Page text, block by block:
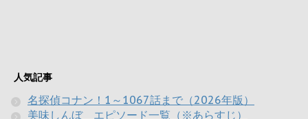
人気記事
名探偵コナン！1～1067話まで（2026年版）
美味しんぼ エピソード一覧（※あらすじ）